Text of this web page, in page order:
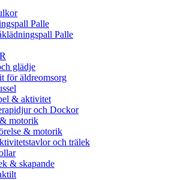
Palle
Palle
glädje
för äldreomsorg
& aktivitet
och Dockor
motorik
& motorik
och trälek
& skapande